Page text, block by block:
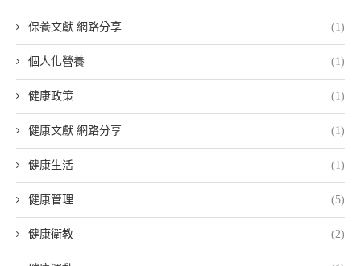
保養文獻 網路分享 (1)
個人化營養 (1)
健康政策 (1)
健康文獻 網路分享 (1)
健康生活 (1)
健康管理 (5)
健康衛教 (2)